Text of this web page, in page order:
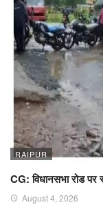
RAIPUR
CG: विधानसभा रोड
August 4, 2026